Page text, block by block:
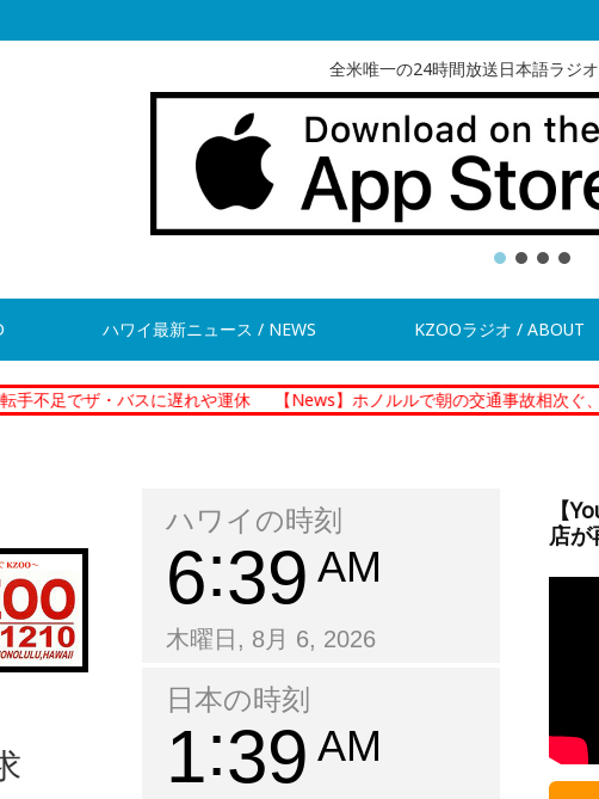
全米唯一の24時間放送日本語ラジ
ハワイ最新ニュース / NEWS KZOOラジオ / ABOUT
バスに遅れや運休 【News】ホノルルで朝の交通事故相次ぐ、3件で4人搬
ハワイの時刻
6 39 AM
木曜日, 8月 6, 2026
日本の時刻
1 39 AM
【
店が